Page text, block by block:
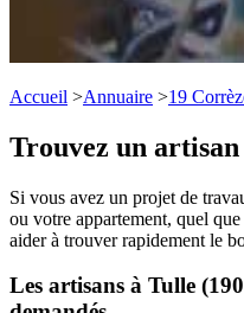
Accueil >Annuaire >19
Trouvez un
Si vous avez un projet de
ou votre appartement, quel
aider à trouver rapidement le
Les artisans à Tulle